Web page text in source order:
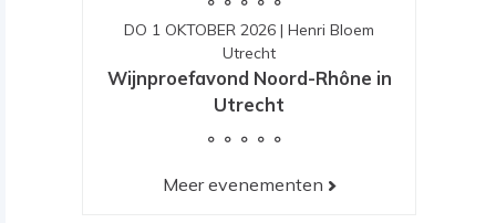
DO 1 OKTOBER 2026 | Henri Bloem
Utrecht
Wijnproefavond Noord-Rhône in
Utrecht
Meer evenementen